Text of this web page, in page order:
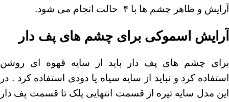
آرایش و ظاهر چشم ها با ۴ حالت انجام می شود.
آرایش اسموکی برای چشم های پف دار
برای چشم های پف دار باید از سایه قهوه ای روشن
استفاده کرد و نباید از سایه سیاه یا دودی استفاده کرد . در
این مدل سایه تیره از قسمت انتهایی پلک تا قسمت پف دار